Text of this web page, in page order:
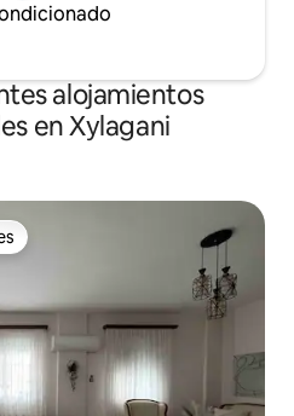
alojamientos
en Xylagani
huéspedes